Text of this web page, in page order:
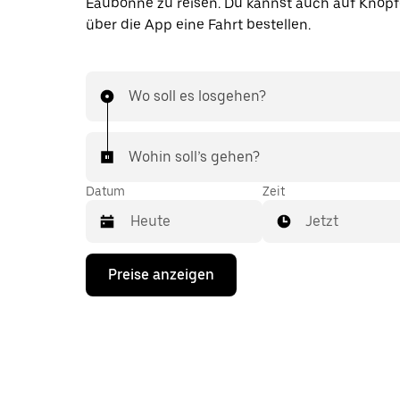
über die App eine Fahrt bestellen.
Wo soll es losgehen?
Wohin soll’s gehen?
Datum
Drücke
Nach-
Zeit
Jetzt
Preise anzeigen